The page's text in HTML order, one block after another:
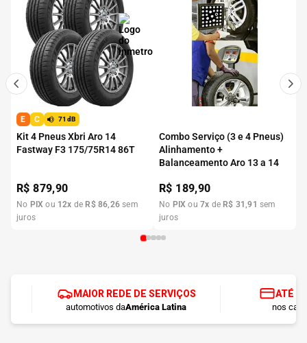
E C 71dB
Kit 4 Pneus Xbri Aro 14
Fastway F3 175/75R14 86T
R$879,90
No PIX ou 12x de R$ 86,26 sem
juros
Combo Serviço (3 e 4 Pneus)
Alinhamento +
Balanceamento Aro 13 a 14
R$ 189,90
No PIX ou7x de R$ 31 ,91 sem
juros
MAIOR REDE DE SERVIÇOS
automotivos daAmérica Latina
ATÉ
nos